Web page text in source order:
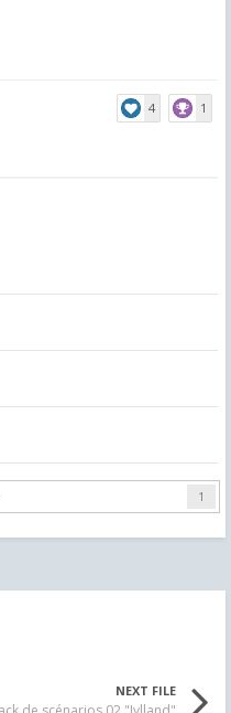
4 1
1
NEXT FILE